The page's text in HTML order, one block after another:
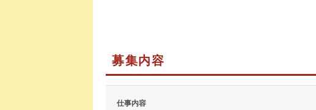
募集内容
仕事内容